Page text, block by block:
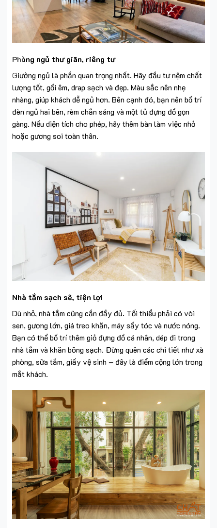
Phòng ngủ thư giãn, riêng tư
Giường ngủ là phần quan trọng nhất. Hãy đầu tư nệm chất
lượng tốt, gối êm, drap sạch và đẹp. Màu sắc nên nhẹ
nhàng, giúp khách dễ ngủ hơn. Bên cạnh đó, bạn nên bố trí
đèn ngủ hai bên, rèm chắn sáng và một tủ đựng đồ gọn
gàng. Nếu diện tích cho phép, hãy thêm bàn làm việc nhỏ
hoặc gương soi toàn thân.
Nhà tắm sạch sẽ, tiện lợi
Dù nhỏ, nhà tắm cũng cần đầy đủ. Tối thiểu phải có vòi
sen, gương lớn, giá treo khăn, máy sấy tóc và nước nóng.
Bạn có thể bố trí thêm giỏ đựng đồ cá nhân, dép đi trong
nhà tắm và khăn bông sạch. Đừng quên các chi tiết như xà
phòng, sữa tắm, giấy vệ sinh – đây là điểm cộng lớn trong
mắt khách.